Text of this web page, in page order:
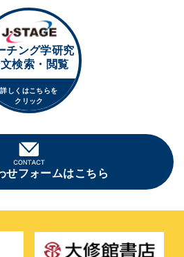
チング学研究
検索・閲覧
詳しくはこちらを
クリック
せフォームはこちら